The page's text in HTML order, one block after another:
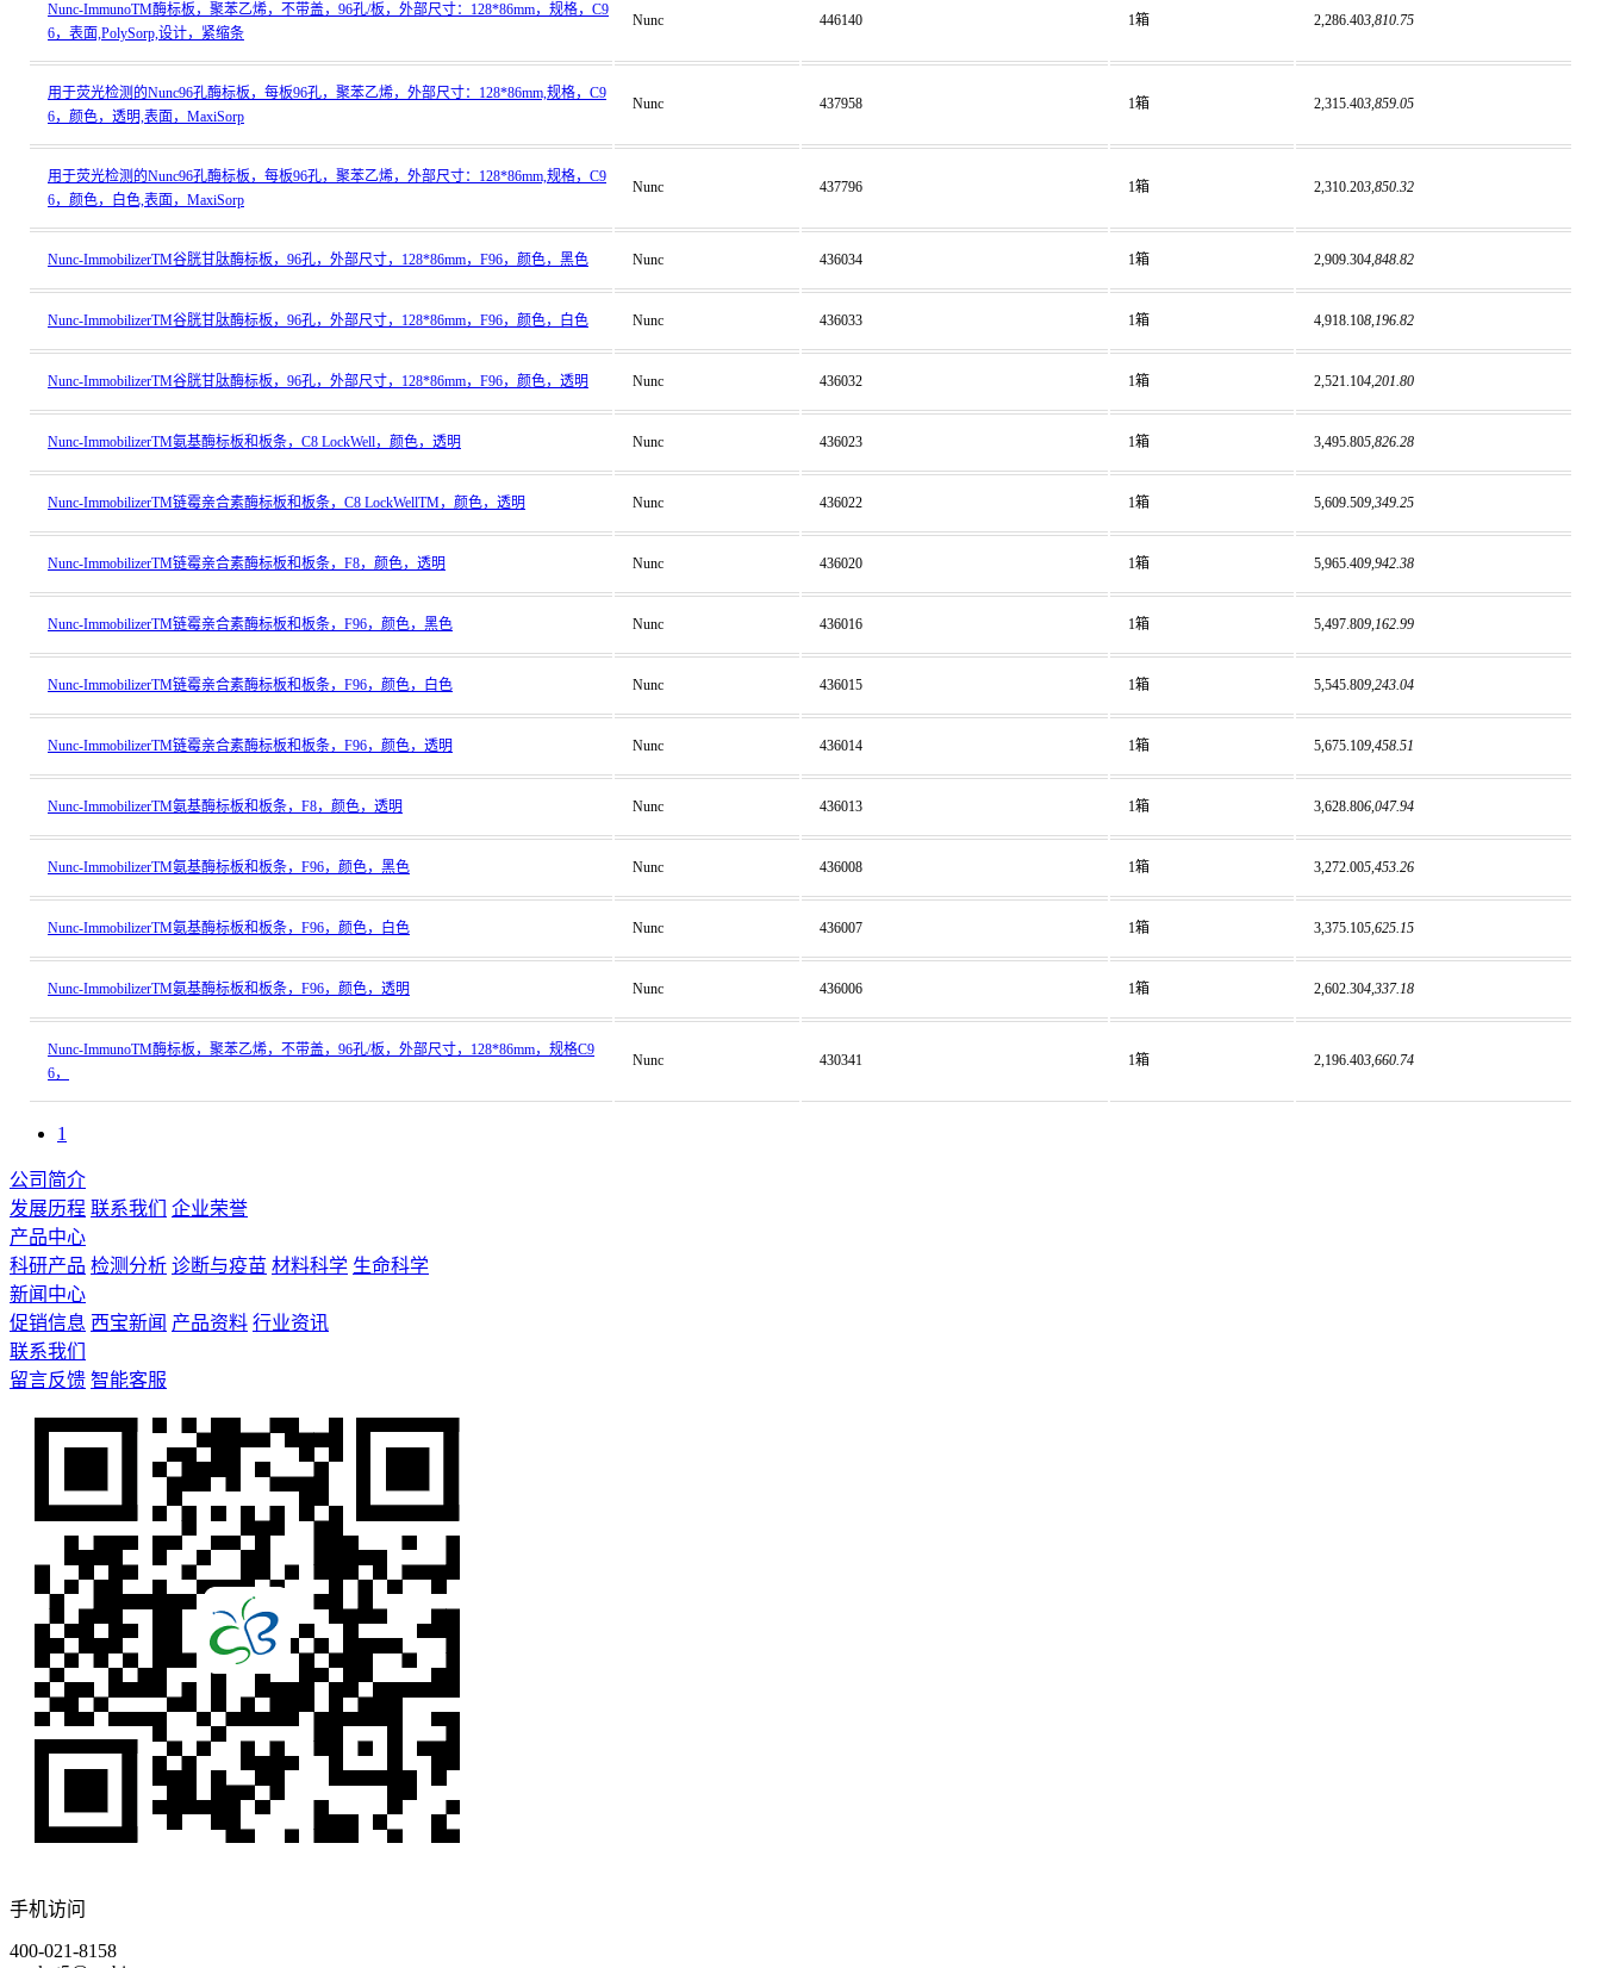
Nunc-ImmunoTM酶标板，聚苯乙烯，不带盖，96孔/板，外部尺寸：128*86mm，规格，C9
6，表面,PolySorp,设计，紧缩条
Nunc 446140 1箱 2,286.403,810.75
用于荧光检测的Nunc96孔酶标板，每板96孔，聚苯乙烯，外部尺寸：128*86mm,规格，C9
6，颜色，透明,表面，MaxiSorp
Nunc 437958 1箱 2,315.403,859.05
用于荧光检测的Nunc96孔酶标板，每板96孔，聚苯乙烯，外部尺寸：128*86mm,规格，C9
6，颜色，白色,表面，MaxiSorp
Nunc 437796 1箱 2,310.203,850.32
Nunc-ImmobilizerTM谷胱甘肽酶标板，96孔，外部尺寸，128*86mm，F96，颜色，黑色 Nunc 436034 1箱 2,909.304,848.82
Nunc-ImmobilizerTM谷胱甘肽酶标板，96孔，外部尺寸，128*86mm，F96，颜色，白色 Nunc 436033 1箱 4,918.108,196.82
Nunc-ImmobilizerTM谷胱甘肽酶标板，96孔，外部尺寸，128*86mm，F96，颜色，透明 Nunc 436032 1箱 2,521.104,201.80
Nunc-ImmobilizerTM氨基酶标板和板条，C8 LockWell，颜色，透明 Nunc 436023 1箱 3,495.805,826.28
Nunc-ImmobilizerTM链霉亲合素酶标板和板条，C8 LockWellTM，颜色，透明 Nunc 436022 1箱 5,609.509,349.25
Nunc-ImmobilizerTM链霉亲合素酶标板和板条，F8，颜色，透明 Nunc 436020 1箱 5,965.409,942.38
Nunc-ImmobilizerTM链霉亲合素酶标板和板条，F96，颜色，黑色 Nunc 436016 1箱 5,497.809,162.99
Nunc-ImmobilizerTM链霉亲合素酶标板和板条，F96，颜色，白色 Nunc 436015 1箱 5,545.809,243.04
Nunc-ImmobilizerTM链霉亲合素酶标板和板条，F96，颜色，透明 Nunc 436014 1箱 5,675.109,458.51
Nunc-ImmobilizerTM氨基酶标板和板条，F8，颜色，透明 Nunc 436013 1箱 3,628.806,047.94
Nunc-ImmobilizerTM氨基酶标板和板条，F96，颜色，黑色 Nunc 436008 1箱 3,272.005,453.26
Nunc-ImmobilizerTM氨基酶标板和板条，F96，颜色，白色 Nunc 436007 1箱 3,375.105,625.15
Nunc-ImmobilizerTM氨基酶标板和板条，F96，颜色，透明 Nunc 436006 1箱 2,602.304,337.18
Nunc-ImmunoTM酶标板，聚苯乙烯，不带盖，96孔/板，外部尺寸，128*86mm，规格C9
6，
Nunc 430341 1箱 2,196.403,660.74
1
公司简介
发展历程 联系我们
企业荣誉
产品中心
科研产品 检测分析 诊断与疫苗 材料科学 生命科学
新闻中心
促销信息 西宝新闻 产品资料 行业资讯
联系我们
留言反馈 智能客服
手机访问
400-021-8158